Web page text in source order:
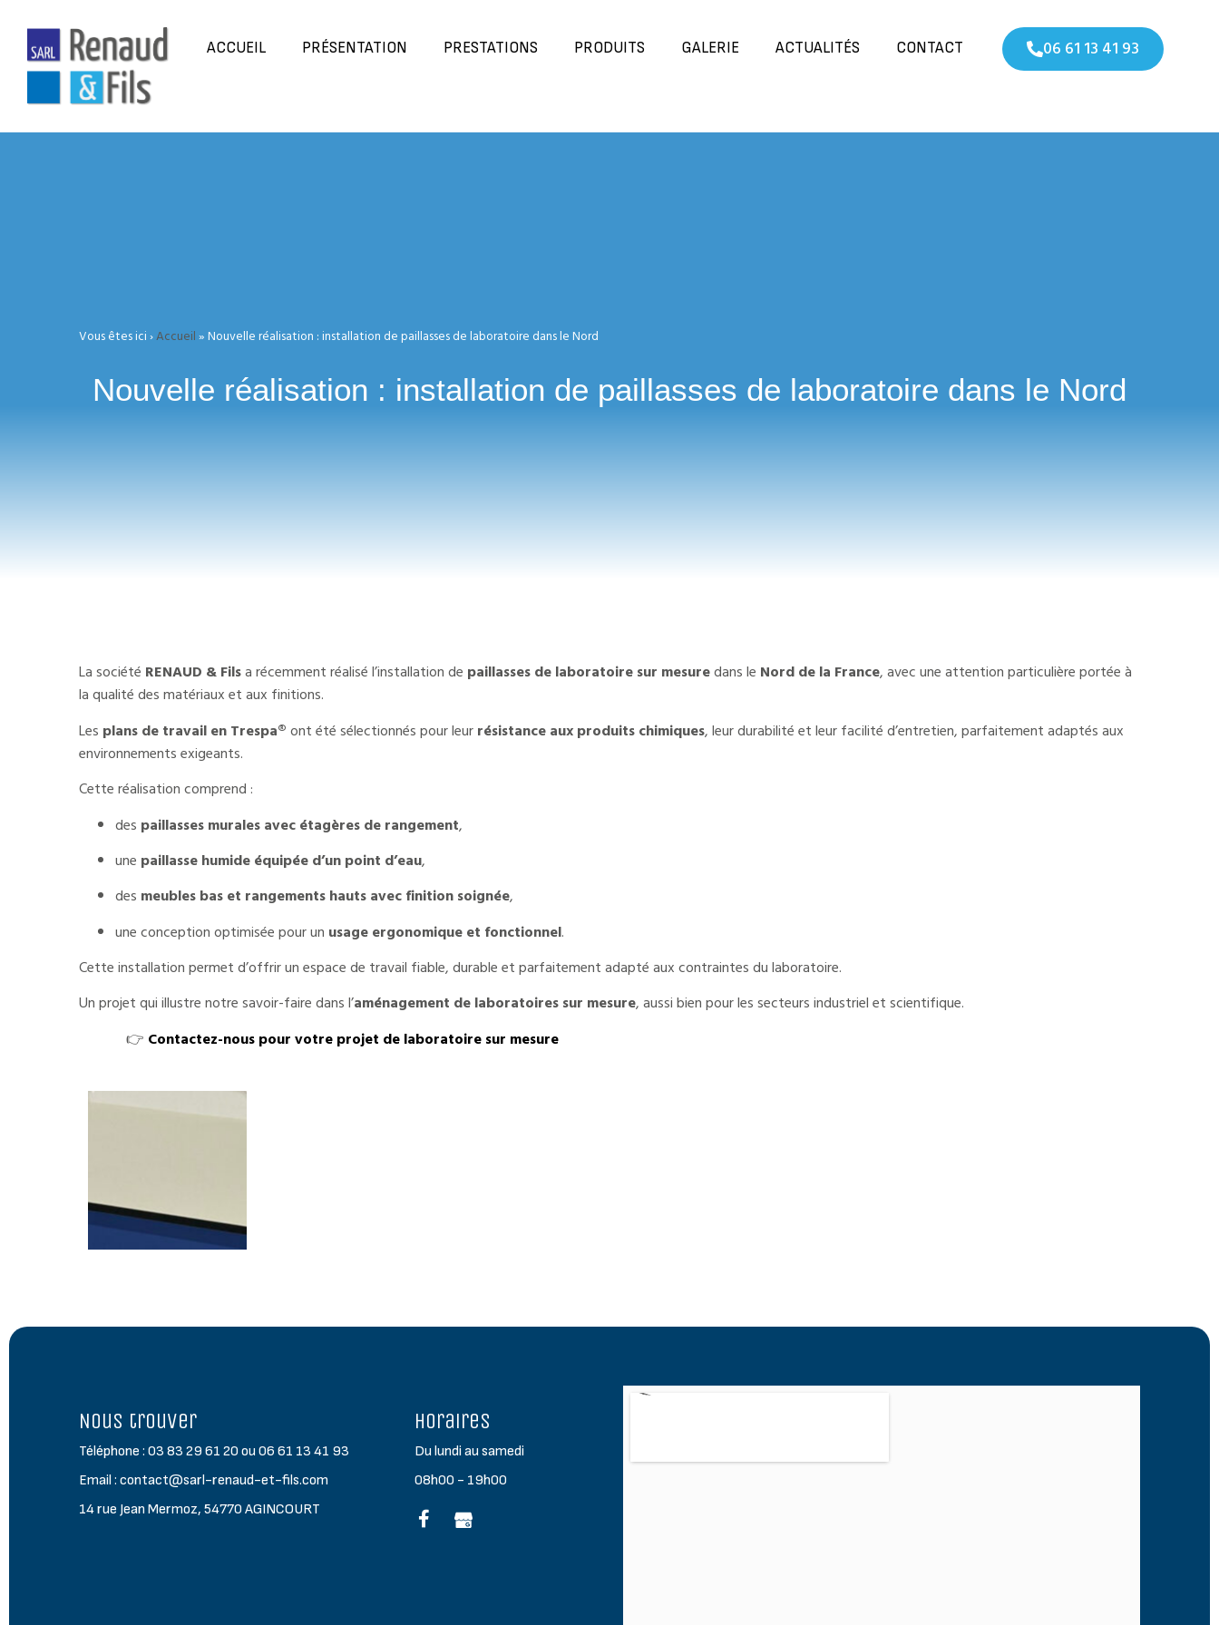
ACCUEIL PRÉSENTATION PRESTATIONS PRODUITS GALERIE ACTUALITÉS CONTACT 06 61 13 41 93
Vous êtes ici ›Accueil»Nouvelle réalisation : installation de paillasses de laboratoire dans le Nord
Nouvelle réalisation : installation de paillasses de laboratoire dans le Nord
La société RENAUD & Filsa récemment réalisé l’installation de paillasses de laboratoire sur mesuredans le Nord de la France, avec une attention particulière portée à
la qualité des matériaux et aux finitions.
Les plans de travail en Trespa®ont été sélectionnés pour leurrésistance aux produits chimiques, leur durabilité et leur facilité d’entretien, parfaitement adaptés aux
environnements exigeants.
Cette réalisation comprend :
des paillasses murales avec étagères de rangement,
une paillasse humide équipée d’un point d’eau,
des meubles bas et rangements hauts avec finition soignée,
une conception optimisée pour un usage ergonomique et fonctionnel.
Cette installation permet d’offrir un espace de travail fiable, durable et parfaitement adapté aux contraintes du laboratoire.
Un projet qui illustre notre savoir-faire dans l’aménagement de laboratoires sur mesure, aussi bien pour les secteurs industriel et scientifique.
👉 Contactez-nous pour votre projet de laboratoire sur mesure
Nous trouver
Téléphone : 03 83 29 61 20 ou 06 61 13 41 93
Email : contact@sarl-renaud-et-fils.com
14 rue Jean Mermoz, 54770 AGINCOURT
Horaires
Du lundi au samedi
08h00 - 19h00